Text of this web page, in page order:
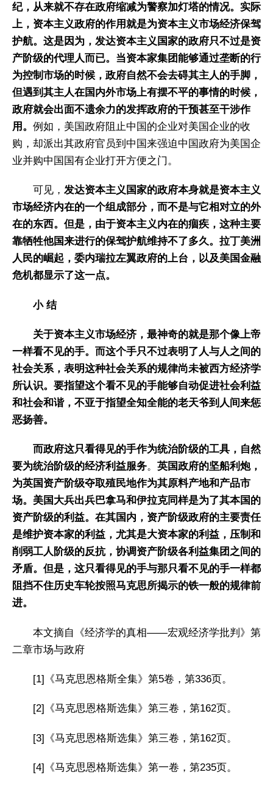
纪，从来就不存在政府缩减为警察加灯塔的情况。实际
上，资本主义政府的作用就是为资本主义市场经济保驾
护航。这是因为，发达资本主义国家的政府只不过是资
产阶级的代理人而已。当资本家集团能够通过垄断的行
为控制市场的时候，政府自然不会去碍其主人的手脚，
但遇到其主人在国内外市场上有摆不平的事情的时候，
政府就会出面不遗余力的发挥政府的干预甚至干涉作
用。 例如，美国政府阻止中国的企业对美国企业的收
购，却派出其政府官员到中国来强迫中国政府为美国企
业并购中国国有企业打开方便之门。
可见， 发达资本主义国家的政府本身就是资本主义
市场经济内在的一个组成部分，而不是与它相对立的外
在的东西。但是，由于资本主义内在的痼疾，这种主要
靠牺牲他国来进行的保驾护航维持不了多久。拉丁美洲
人民的崛起，委内瑞拉左翼政府的上台，以及美国金融
危机都显示了这一点。
小 结
关于资本主义市场经济，最神奇的就是那个像上帝
一样看不见的手。而这个手只不过表明了人与人之间的
社会关系，表明这种社会关系的规律尚未被西方经济学
所认识。要指望这个看不见的手能够自动促进社会利益
和社会和谐，不亚于指望全知全能的老天爷到人间来惩
恶扬善。
而政府这只看得见的手作为统治阶级的工具，自然
要为统治阶级的经济利益服务。 英国政府的坚船利炮，
为英国资产阶级夺取殖民地作为其原料产地和产品市
场。美国大兵出兵巴拿马和伊拉克同样是为了其本国的
资产阶级的利益。在其国内，资产阶级政府的主要责任
是维护资本家的利益，尤其是大资本家的利益，压制和
削弱工人阶级的反抗，协调资产阶级各利益集团之间的
矛盾。但是，这只看得见的手与那只看不见的手一样都
阻挡不住历史车轮按照马克思所揭示的铁一般的规律前
进。
本文摘自《经济学的真相——宏观经济学批判》第
二章市场与政府
[1]《马克思恩格斯全集》第5卷，第336页。
[2]《马克思恩格斯选集》第三卷，第162页。
[3]《马克思恩格斯选集》第三卷，第162页。
[4]《马克思恩格斯选集》第一卷，第235页。